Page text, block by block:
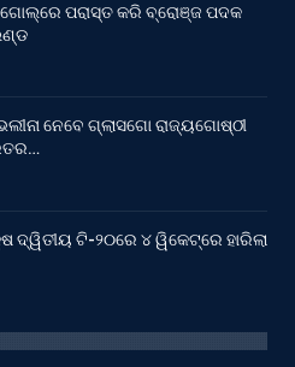
ଗୋଲ୍‌ରେ ପରାସ୍ତ କରି ବ୍ରୋଞ୍ଜ ପଦକ
ନେବେ ଗ୍ଲାସଗୋ ରାଜ୍ୟଗୋଷ୍ଠୀ
ଦ୍ୱିତୀୟ ଟି-୨୦ରେ ୪ ୱିକେଟ୍‌ରେ ହାରିଲା